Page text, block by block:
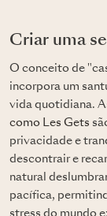
Criar uma
O conceito de
incorpora um
vida quotidiana.
como Les Gets
privacidade e
descontrair e
natural
pacífica,
stress do mundo